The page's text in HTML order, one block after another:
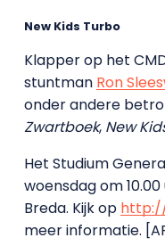
New Kids Turbo
Klapper op het
stuntman Ron
onder andere
Zwartboek, New
Het Studium
woensdag om 10.00
Breda. Kijk op
meer informatie.